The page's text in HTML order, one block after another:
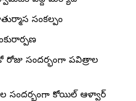
సంకల్పం
రోజు సందర్భంగా పవిత్రాల
సందర్భంగా కోయిల్ ఆళ్వార్